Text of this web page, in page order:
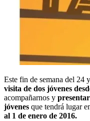
Este fin de semana del 24
visita de dos jóvenes
acompañarnos y
jóvenes que tendrá lugar
al 1 de enero de 2016.